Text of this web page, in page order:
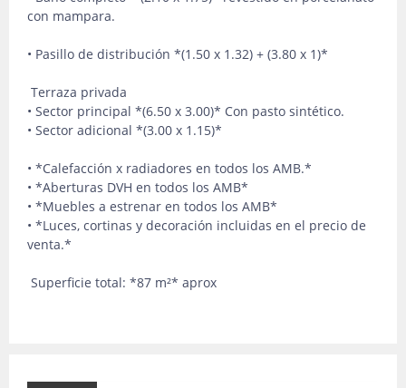
con mampara.
• Pasillo de distribución *(1.50 x 1.32) + (3.80 x 1)*
Terraza privada
• Sector principal *(6.50 x 3.00)* Con pasto sintético.
• Sector adicional *(3.00 x 1.15)*
• ⁠*Calefacción x radiadores en todos los AMB.*
• ⁠*Aberturas DVH en todos los AMB*
• ⁠*Muebles a estrenar en todos los AMB*
• ⁠*Luces, cortinas y decoración incluidas en el precio de
venta.*
Superficie total: *87 m²* aprox